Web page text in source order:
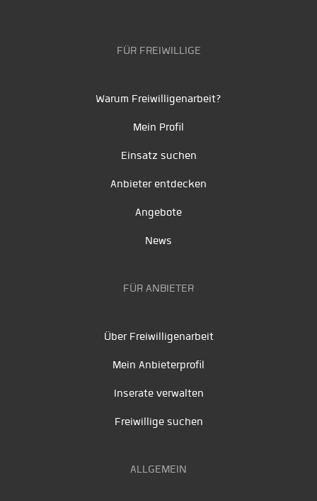
FÜR FREIWILLIGE
Warum Freiwilligenarbeit?
Mein Profil
Einsatz suchen
Anbieter entdecken
Angebote
News
FÜR ANBIETER
Über Freiwilligenarbeit
Mein Anbieterprofil
Inserate verwalten
Freiwillige suchen
ALLGEMEIN